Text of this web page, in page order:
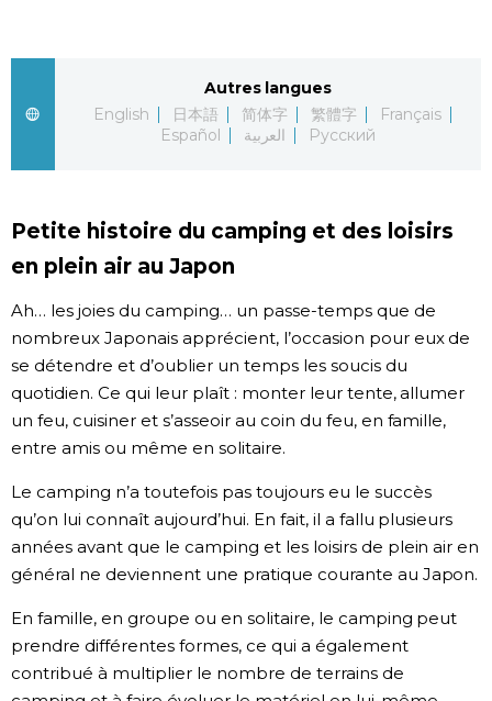
Autres langues
English
日本語 简体字 繁體字
Français
Español
العربية Русский
Petite histoire du camping et des loisirs
en plein air au Japon
Ah… les joies du camping… un passe-temps que de
nombreux Japonais apprécient, l’occasion pour eux de
se détendre et d’oublier un temps les soucis du
quotidien. Ce qui leur plaît : monter leur tente, allumer
un feu, cuisiner et s’asseoir au coin du feu, en famille,
entre amis ou même en solitaire.
Le camping n’a toutefois pas toujours eu le succès
qu’on lui connaît aujourd’hui. En fait, il a fallu plusieurs
années avant que le camping et les loisirs de plein air en
général ne deviennent une pratique courante au Japon.
En famille, en groupe ou en solitaire, le camping peut
prendre différentes formes, ce qui a également
contribué à multiplier le nombre de terrains de